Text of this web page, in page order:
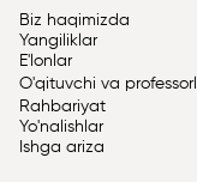
Biz haqimizda
Yangiliklar
E'lonlar
O'qituvchi va
Rahbariyat
Yo'nalishlar
Ishga ariza